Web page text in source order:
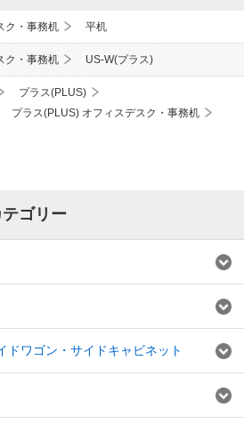
ク・事務机 平机
ク・事務机 US-W(プラス)
プラス(PLUS)
プラス(PLUS) オフィスデスク・事務机
ゴリー
ドワゴン・サイドキャビネット